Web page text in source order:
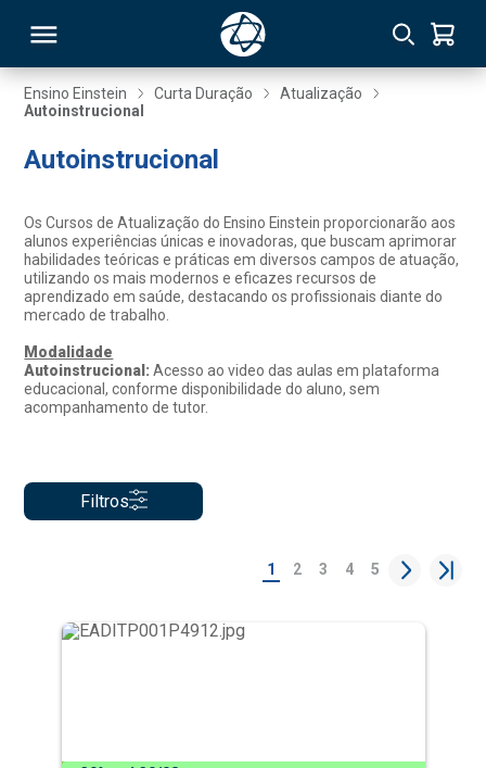
Ensino Einstein Curta Duração
Atualização
Autoinstrucional
Autoinstrucional
Os Cursos de Atualização do Ensino Einstein proporcionarão aos
alunos experiências únicas e inovadoras, que buscam aprimorar
habilidades teóricas e práticas em diversos campos de atuação,
utilizando os mais modernos e eficazes recursos de
aprendizado em saúde, destacando os profissionais diante do
mercado de trabalho.
Modalidade
Autoinstrucional:Acesso ao video das aulas em plataforma
educacional, conforme disponibilidade do aluno, sem
acompanhamento de tutor.
Filtros
1 2 3 4 5